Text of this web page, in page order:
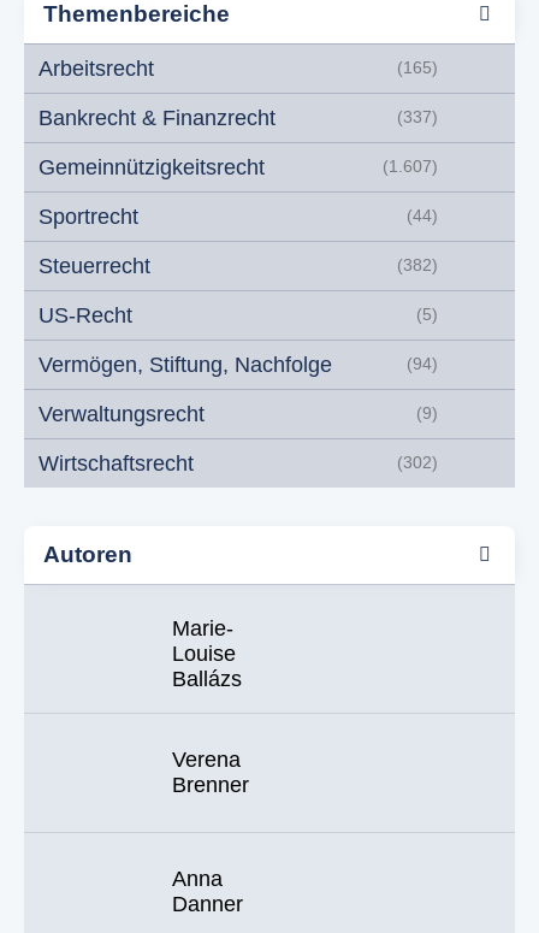
Themenbereiche
Arbeitsrecht (165)
Bankrecht & Finanzrecht (337)
Gemeinnützigkeitsrecht (1.607)
Sportrecht (44)
Steuerrecht (382)
US-Recht (5)
Vermögen, Stiftung, Nachfolge (94)
Verwaltungsrecht (9)
Wirtschaftsrecht (302)
Autoren
Marie-
Louise
Ballázs
Verena
Brenner
Anna
Danner